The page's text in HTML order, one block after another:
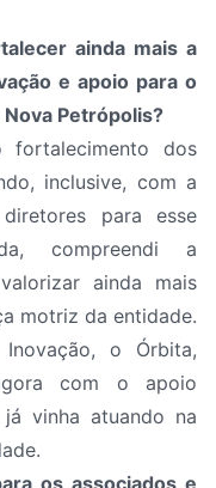
ainda mais a
e apoio para o
Petrópolis?
fortalecimento dos
inclusive, com a
para esse
compreendi a
ainda mais
motriz da entidade.
o Órbita,
com o apoio
vinha atuando na
os associados e